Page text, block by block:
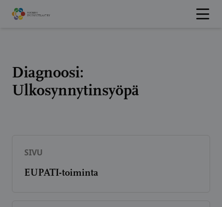
Hyppää
sisältöön
Diagnoosi:
Ulkosynnytinsyöpä
SIVU
EUPATI-toiminta